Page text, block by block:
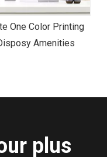
One Color Printing
Amenities
plus